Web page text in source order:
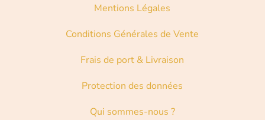
Mentions Légales
Conditions Générales de Vente
Frais de port & Livraison
Protection des données
Qui sommes-nous ?